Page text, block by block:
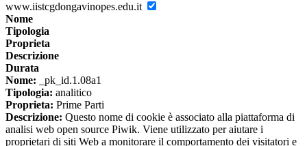
www.iistcgdongavinopes.edu.it
Nome
Tipologia
Proprieta
Descrizione
Durata
Nome: _pk_id.1.08a1
Tipologia: analitico
Proprieta: Prime Parti
Descrizione: Questo nome di cookie è associato alla piattaforma di
analisi web open source Piwik. Viene utilizzato per aiutare i
proprietari di siti Web a monitorare il comportamento dei visitatori e